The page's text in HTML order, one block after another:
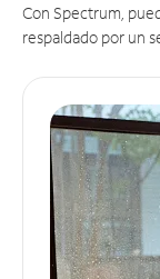
Con Spectrum,
respaldado por un